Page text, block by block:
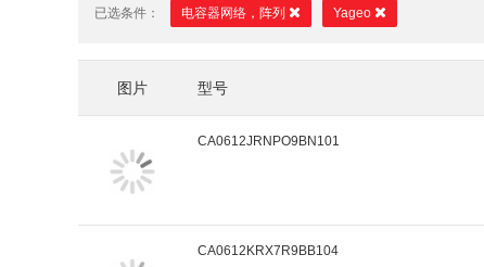
已选条件： 电容器网络，阵列 Yageo
图片 型号
CA0612JRNPO9BN101
CA0612KRX7R9BB104